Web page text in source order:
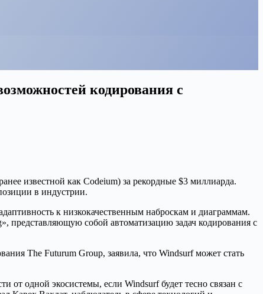
кодирования с
известной как Codeium) за рекордные $3 миллиарда.
в индустрии.
к низкокачественным наброскам и диаграммам.
собой автоматизацию задач кодирования с
The Futurum Group, заявила, что Windsurf может стать
от одной экосистемы, если Windsurf будет тесно связан с